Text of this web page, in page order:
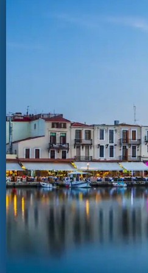
cela ne fait pas
vie marine. Le
quelques 2,500
un des plus grands